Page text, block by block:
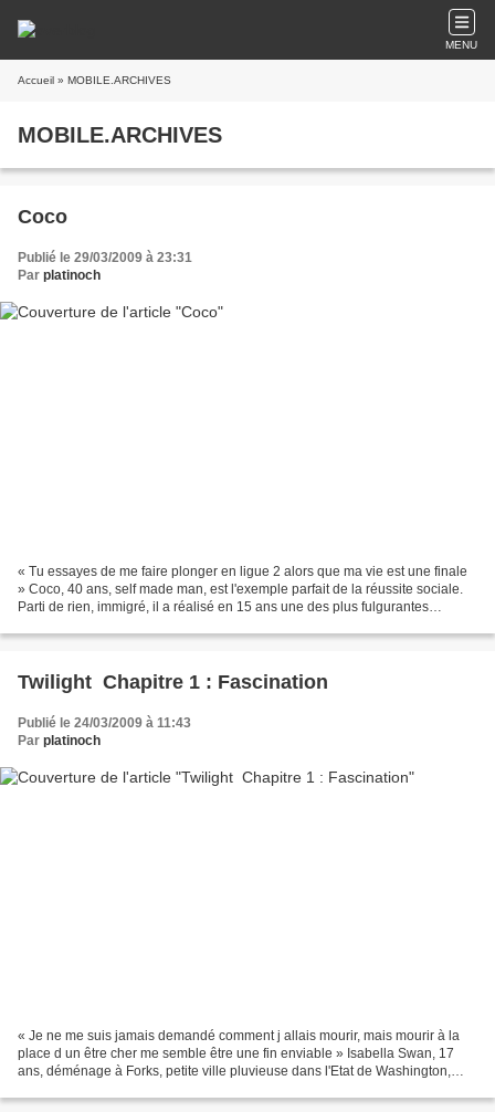
MENU
Accueil » MOBILE.ARCHIVES
MOBILE.ARCHIVES
Coco
Publié le 29/03/2009 à 23:31
Par platinoch
« Tu essayes de me faire plonger en ligue 2 alors que ma vie est une finale
» Coco, 40 ans, self made man, est l'exemple parfait de la réussite sociale.
Parti de rien, immigré, il a réalisé en 15 ans une des plus fulgurantes
Twilight  Chapitre 1 : Fascination
Publié le 24/03/2009 à 11:43
Par platinoch
« Je ne me suis jamais demandé comment j allais mourir, mais mourir à la
place d un être cher me semble être une fin enviable » Isabella Swan, 17
ans, déménage à Forks, petite ville pluvieuse dans l'Etat de Washington,